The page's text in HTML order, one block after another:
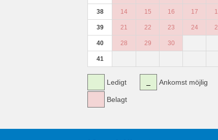
38 14 15 16 17
39 21 22 23 24
40 28 29 30
41
Ledigt
Belagt
Ankomst möjlig